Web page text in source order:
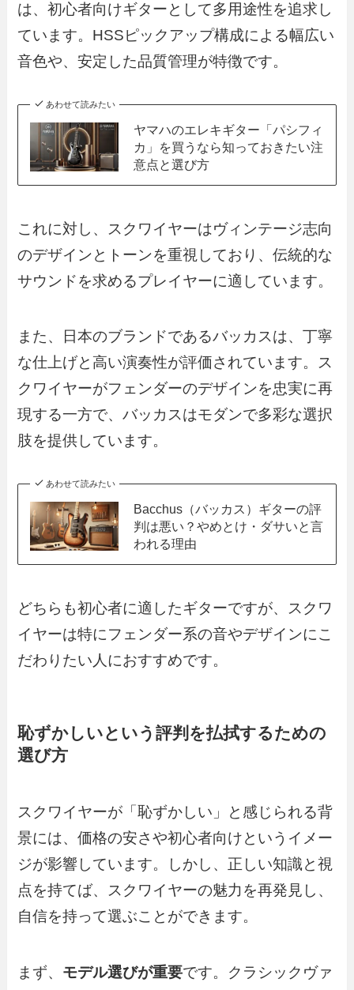
は、初心者向けギターとして多用途性を追求し
ています。HSSピックアップ構成による幅広い
音色や、安定した品質管理が特徴です。
あわせて読みたい
ヤマハのエレキギター「パシフィ
カ」を買うなら知っておきたい注
意点と選び方
これに対し、スクワイヤーはヴィンテージ志向
のデザインとトーンを重視しており、伝統的な
サウンドを求めるプレイヤーに適しています。
また、日本のブランドであるバッカスは、丁寧
な仕上げと高い演奏性が評価されています。ス
クワイヤーがフェンダーのデザインを忠実に再
現する一方で、バッカスはモダンで多彩な選択
肢を提供しています。
あわせて読みたい
Bacchus（バッカス）ギターの評
判は悪い？やめとけ・ダサいと言
われる理由
どちらも初心者に適したギターですが、スクワ
イヤーは特にフェンダー系の音やデザインにこ
だわりたい人におすすめです。
恥ずかしいという評判を払拭するための
選び方
スクワイヤーが「恥ずかしい」と感じられる背
景には、価格の安さや初心者向けというイメー
ジが影響しています。しかし、正しい知識と視
点を持てば、スクワイヤーの魅力を再発見し、
自信を持って選ぶことができます。
まず、 モデル選びが重要です。クラシックヴァ